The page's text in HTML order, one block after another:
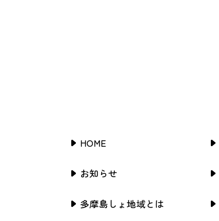
HOME
お知らせ
多摩島しょ地域とは